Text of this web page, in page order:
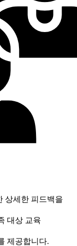
상세한 피드백을
대상 교육
제공합니다.